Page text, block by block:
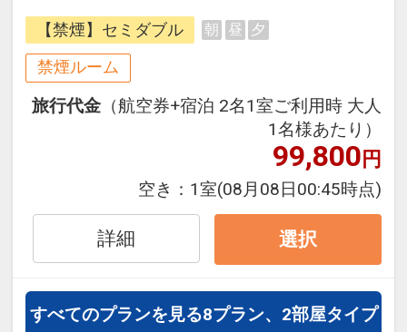
フライトと宿泊を自由に組み合わせ
できるダイナミックパッケージだか
ら、一都市滞在はもちろん周遊旅行
にも最適！
旅行期間中の1泊だけの宿泊や延
泊・飛び泊なども自由自在です。
フライトは、安心のJAL（または
JALグループ）確約！フライトマイ
オプションでレンタカーや現地交
通・体験プランなどの追加（同時予
【禁煙】セミダブル 朝 昼 夕
禁煙ルーム
旅行代金 （航空券+宿泊 2名1室ご利用時 大人
1名様あたり）
99,800円
空き： 1室(08月08日00:45時点)
詳細 選択
すべてのプランを見る8プラン、2部屋タイプ